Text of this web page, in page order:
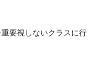
要視しないクラスに行